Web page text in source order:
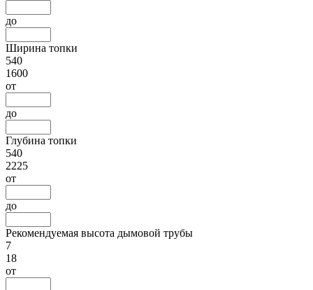
до
Ширина топки
540
1600
от
до
Глубина топки
540
2225
от
до
Рекомендуемая высота дымовой трубы
7
18
от